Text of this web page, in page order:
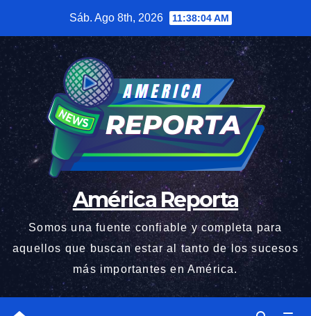
contenido
Sáb. Ago 8th, 2026 11:38:05 AM
América Reporta
Somos una fuente confiable y completa para
aquellos que buscan estar al tanto de los sucesos
más importantes en América.